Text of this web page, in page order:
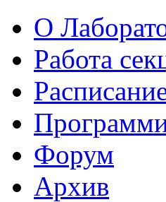
О
Работа
Форум
Архив